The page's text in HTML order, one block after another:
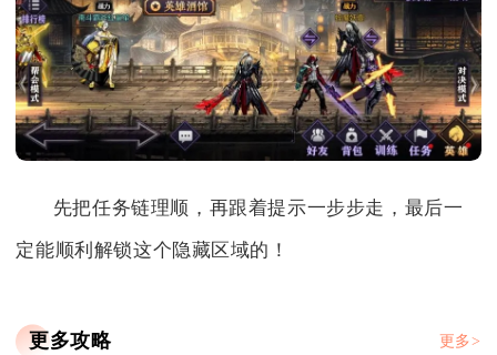
先把任务链理顺，再跟着提示一步步走，最后一
定能顺利解锁这个隐藏区域的！
更多攻略 更多>